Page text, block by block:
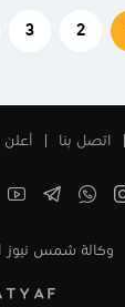
2
3
اتصل بنا أعلن
وكالة شمس نيوز